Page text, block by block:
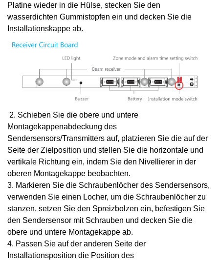
Platine wieder in die Hülse, stecken Sie den
wasserdichten Gummistopfen ein und decken Sie die
Installationskappe ab.
2. Schieben Sie die obere und untere
Montagekappenabdeckung des
Sendersensors/Transmitters auf, platzieren Sie die auf der
Seite der Zielposition und stellen Sie die horizontale und
vertikale Richtung ein, indem Sie den Nivellierer in der
oberen Montagekappe beobachten.
3. Markieren Sie die Schraubenlöcher des Sendersensors,
verwenden Sie einen Locher, um die Schraubenlöcher zu
stanzen, setzen Sie den Spreizbolzen ein, befestigen Sie
den Sendersensor mit Schrauben und decken Sie die
obere und untere Montagekappe ab.
4. Passen Sie auf der anderen Seite der
Installationsposition die Position des